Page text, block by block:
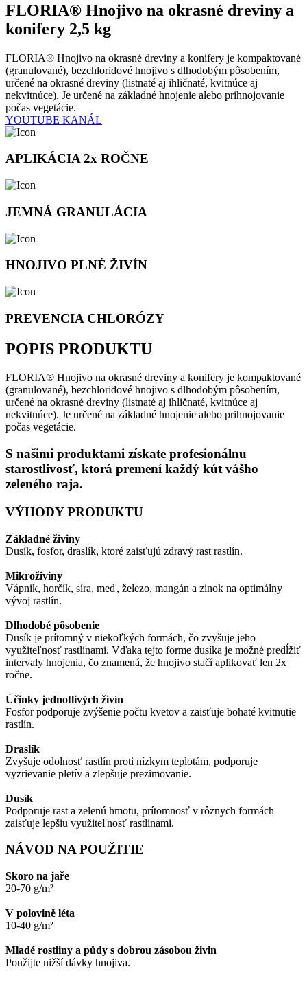
FLORIA® Hnojivo na okrasné dreviny a
konifery 2,5 kg
FLORIA® Hnojivo na okrasné dreviny a konifery je kompaktované
(granulované), bezchloridové hnojivo s dlhodobým pôsobením,
určené na okrasné dreviny (listnaté aj ihličnaté, kvitnúce aj
nekvitnúce). Je určené na základné hnojenie alebo prihnojovanie
počas vegetácie.
YOUTUBE KANÁL
APLIKÁCIA 2x ROČNE
JEMNÁ GRANULÁCIA
HNOJIVO PLNÉ ŽIVÍN
PREVENCIA CHLORÓZY
POPIS PRODUKTU
FLORIA® Hnojivo na okrasné dreviny a konifery je kompaktované
(granulované), bezchloridové hnojivo s dlhodobým pôsobením,
určené na okrasné dreviny (listnaté aj ihličnaté, kvitnúce aj
nekvitnúce). Je určené na základné hnojenie alebo prihnojovanie
počas vegetácie.
S našimi produktami získate profesionálnu
starostlivosť, ktorá premení každý kút vášho
zeleného raja.
VÝHODY PRODUKTU
Základné živiny
Dusík, fosfor, draslík, ktoré zaisťujú zdravý rast rastlín.
Mikroživiny
Vápnik, horčík, síra, meď, železo, mangán a zinok na optimálny
vývoj rastlín.
Dlhodobé pôsobenie
Dusík je prítomný v niekoľkých formách, čo zvyšuje jeho
využiteľnosť rastlinami. Vďaka tejto forme dusíka je možné predĺžiť
intervaly hnojenia, čo znamená, že hnojivo stačí aplikovať len 2x
ročne.
Účinky jednotlivých živín
Fosfor podporuje zvýšenie počtu kvetov a zaisťuje bohaté kvitnutie
rastlín.
Draslík
Zvyšuje odolnosť rastlín proti nízkym teplotám, podporuje
vyzrievanie pletív a zlepšuje prezimovanie.
Dusík
Podporuje rast a zelenú hmotu, prítomnosť v rôznych formách
zaisťuje lepšiu využiteľnosť rastlinami.
NÁVOD NA POUŽITIE
Skoro na jaře
20-70 g/m²
V polovině léta
10-40 g/m²
Mladé rostliny a půdy s dobrou zásobou živin
Použijte nižší dávky hnojiva.